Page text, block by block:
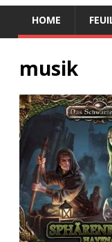
HOME
musik